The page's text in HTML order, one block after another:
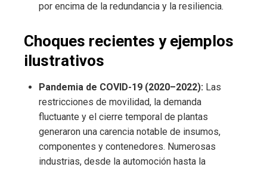
por encima de la redundancia y la resiliencia.
Choques recientes y ejemplos
ilustrativos
Pandemia de COVID-19 (2020–2022): Las
restricciones de movilidad, la demanda
fluctuante y el cierre temporal de plantas
generaron una carencia notable de insumos,
componentes y contenedores. Numerosas
industrias, desde la automoción hasta la